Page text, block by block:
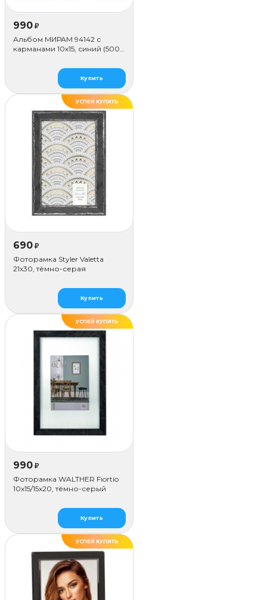
990 ₽
Альбом МИРАМ 94142 с
карманами 10x15, синий (500
Купить
УСПЕЙ КУПИТЬ
690 ₽
Фоторамка Styler Valetta
21x30, тёмно-серая
Купить
УСПЕЙ КУПИТЬ
990 ₽
Фоторамка WALTHER Fiortio
10x15/15х20, тёмно-серый
Купить
ХИТ
УСПЕЙ КУПИТЬ